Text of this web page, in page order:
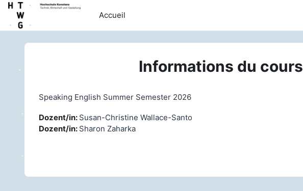
Passer au contenu principal
Accueil
Informations du cours
Speaking English Summer Semester 2026
Dozent/in: Susan-Christine Wallace-Santo
Dozent/in: Sharon Zaharka